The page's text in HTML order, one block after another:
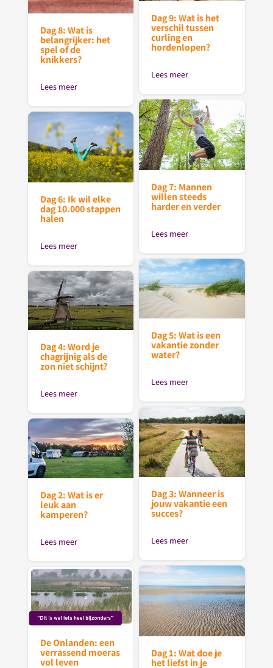
Dag 9: Wat is het
verschil tussen
curling en
hordenlopen?
Lees meer
Dag 8: Wat is
belangrijker: het
spel of de
knikkers?
Lees meer
Dag 7: Mannen
willen steeds
harder en verder
Lees meer
Dag 6: Ik wil elke
dag 10.000 stappen
halen
Lees meer
Dag 5: Wat is een
vakantie zonder
water?
Lees meer
Dag 4: Word je
chagrijnig als de
zon niet schijnt?
Lees meer
Dag 3: Wanneer is
jouw vakantie een
succes?
Lees meer
Dag 2: Wat is er
leuk aan
kamperen?
Lees meer
Dag 1: Wat doe je
het liefst in je
De Onlanden: een
verrassend moeras
vol leven